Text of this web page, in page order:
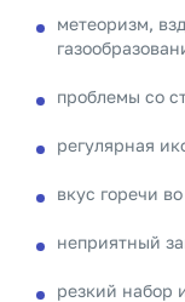
метеоризм,
проблемы со
регулярная
вкус горечи
неприятный
резкий набор